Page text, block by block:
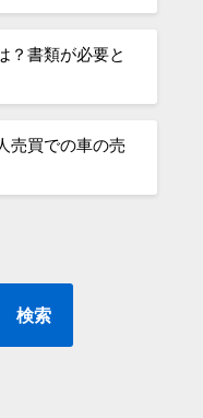
？書類が必要と
売買での車の売
検索